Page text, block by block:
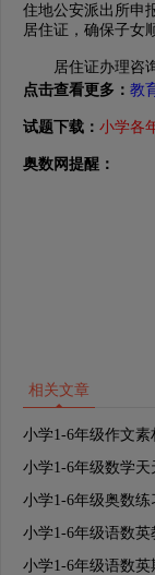
住地公安派出所申
居住证，确保子女
居住证办理咨询
点击查看更多： 教
试题下载： 小学各
奥数网提醒：
相关文章
小学1-6年级作文素
小学1-6年级数学天
小学1-6年级奥数
小学1-6年级语数英
小学1-6年级语数